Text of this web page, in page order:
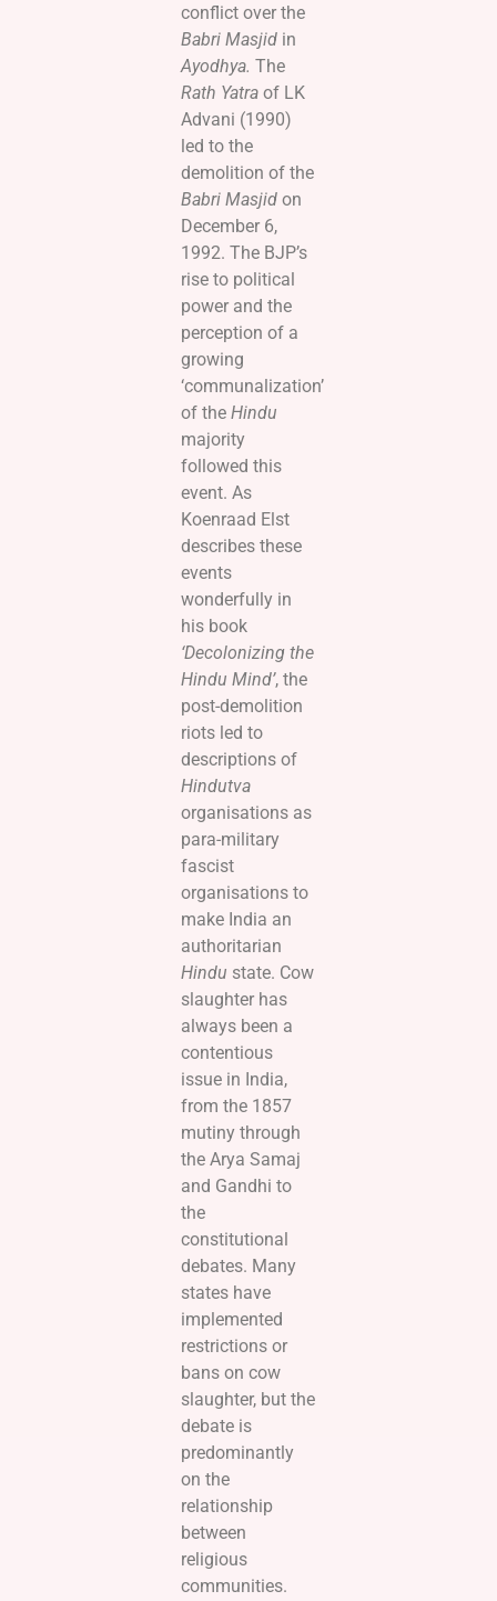
conflict over the
Babri Masjidin
Ayodhya. The
Rath Yatraof LK
Advani (1990)
led to the
demolition of the
Babri Masjidon
December 6,
1992. The BJP’s
rise to political
power and the
perception of a
growing
‘communalization’
of the Hindu
majority
followed this
event. As
Koenraad Elst
describes these
events
wonderfully in
his book
‘Decolonizing the
Hindu Mind’, the
post-demolition
riots led to
descriptions of
Hindutva
organisations as
para-military
fascist
organisations to
make India an
authoritarian
Hindu state. Cow
slaughter has
always been a
contentious
issue in India,
from the 1857
mutiny through
the Arya Samaj
and Gandhi to
the
constitutional
debates. Many
states have
implemented
restrictions or
bans on cow
slaughter, but the
debate is
predominantly
on the
relationship
between
religious
communities.